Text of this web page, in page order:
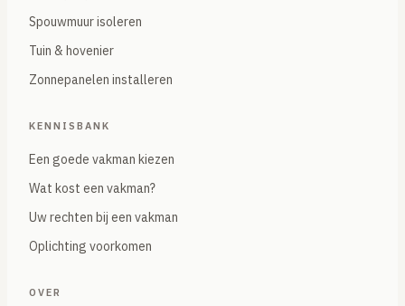
Spouwmuur isoleren
Tuin & hovenier
Zonnepanelen installeren
KENNISBANK
Een goede vakman kiezen
Wat kost een vakman?
Uw rechten bij een vakman
Oplichting voorkomen
OVER